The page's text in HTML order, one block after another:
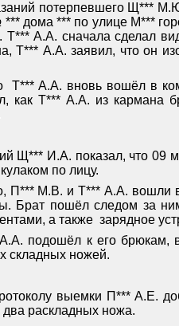
потерпевшего Щ***
дома *** по улице М***
Т*** А.А. сначала сделал
Т*** А.А. заявил, что он
Т*** А.А. вновь вошёл в
как Т*** А.А. из кармана
Щ*** И.А. показал, что 09
по лицу.
П*** М.В. и Т*** А.А. вошли
Брат пошёл следом за
а также зарядное
подошёл к его брюкам,
складных ножей.
выемки П*** А.Е.
два раскладных ножа.